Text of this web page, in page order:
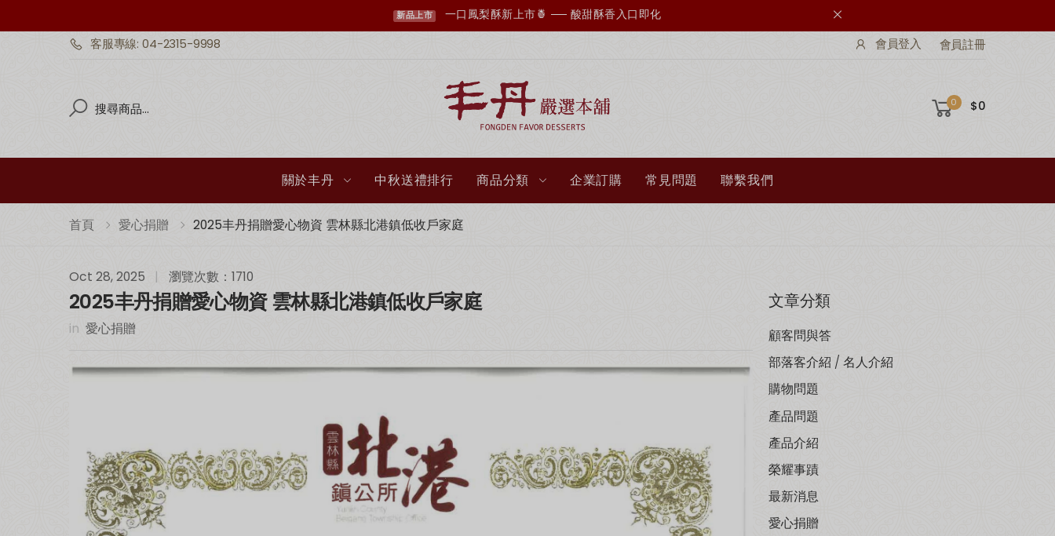
新品上市 一口鳳梨酥新上市🍍 ── 酸甜酥香入口即化
免運優惠 超取滿 $1500 免運、宅配滿 $2500 免運🚚
客服專線: 04-2315-9998 會員登入 會員註冊
Search
Search
0 $0
關於丰丹 中秋送禮排行 商品分類 企業訂購 常見問題 聯繫我們
首頁 愛心捐贈 2025丰丹捐贈愛心物資 雲林縣北港鎮低收戶家庭
Oct 28, 2025 瀏覽次數：1710
2025丰丹捐贈愛心物資 雲林縣北港鎮低收戶家庭
in 愛心捐贈
文章分類
顧客問與答
部落客介紹 / 名人介紹
購物問題
產品問題
產品介紹
榮耀事蹟
最新消息
愛心捐贈